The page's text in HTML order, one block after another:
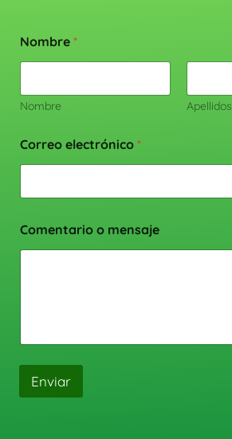
Nombre *
Nombre Apellidos
Correo electrónico *
Comentario o mensaje
Enviar